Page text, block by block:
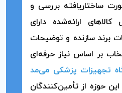
ساختاریافته بررسی و
ارائه‌شده دارای
برند سازنده و توضیحات
بر اساس نیاز حرفه‌ای
تجهیزات پزشکی می‌مد
حوزه از تأمین‌کنندگان